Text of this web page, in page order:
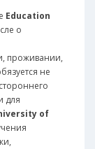
Education
о
проживании,
не
для
of